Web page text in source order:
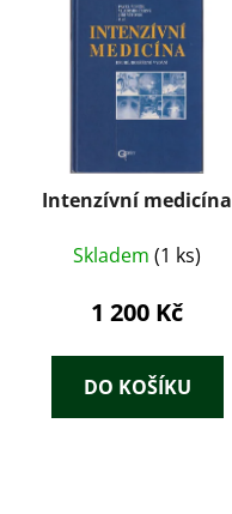
Intenzívní medicína
Skladem (1 ks)
1 200 Kč
DO KOŠÍKU